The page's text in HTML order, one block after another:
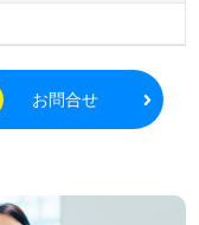
お問合せ